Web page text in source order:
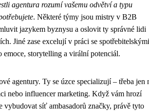
agentura rozumí vašemu odvětví a typu
. Některé týmy jsou mistry v B2B
jazykem byznysu a oslovit ty správné lidi
Jiné zase excelují v práci se spotřebitelskými
emoce, storytelling a virální potenciál.
agentury. Ty se úzce specializují – třeba jen
nebo influencer marketing. Když vám hrozí
vybudovat síť ambasadorů značky, právě tyto